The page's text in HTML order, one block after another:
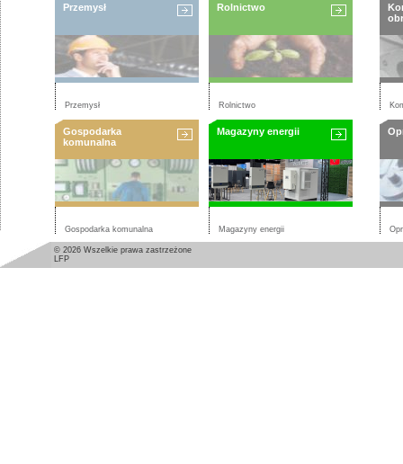
Przemysł
Przemysł
Rolnictwo
Rolnictwo
Gospodarka
komunalna
Gospodarka komunalna
Magazyny energii
Magazyny energii
© 2026 Wszelkie prawa zastrzeżone
LFP